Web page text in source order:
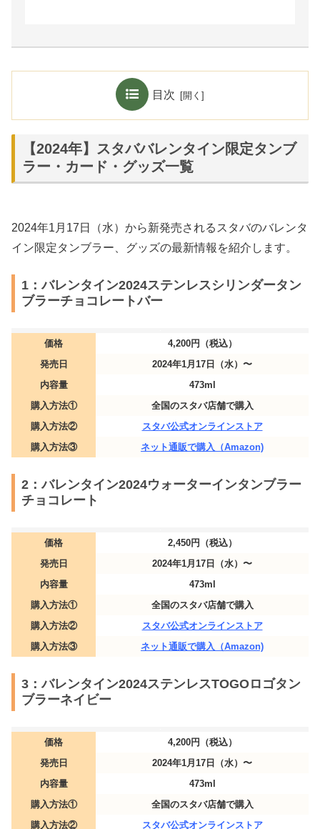
目次
【2024年】スタババレンタイン限定タンブ
ラー・カード・グッズ一覧
2024年1月17日（水）から新発売されるスタバのバレンタ
イン限定タンブラー、グッズの最新情報を紹介します。
1：バレンタイン2024ステンレスシリンダータン
ブラーチョコレートバー
価格
4,200円（税込）
発売日
2024年1月17日（水）〜
内容量
473ml
購入方法①
全国のスタバ店舗で購入
購入方法②
スタバ公式オンラインストア
購入方法③
ネット通販で購入（Amazon)
2：バレンタイン2024​ウォーターインタンブラー
チョコレート
価格
2,450円（税込）
発売日
2024年1月17日（水）〜
内容量
473ml
購入方法①
全国のスタバ店舗で購入
購入方法②
スタバ公式オンラインストア
購入方法③
ネット通販で購入（Amazon)
3：バレンタイン2024ステンレスTOGOロゴタン
ブラーネイビー
価格
4,200円（税込）
発売日
2024年1月17日（水）〜
内容量
473ml
購入方法①
全国のスタバ店舗で購入
購入方法②
スタバ公式オンラインストア